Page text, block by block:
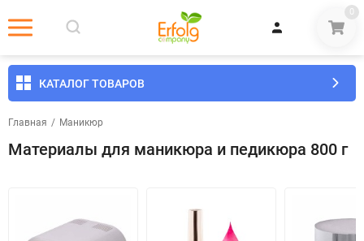
0
КАТАЛОГ ТОВАРОВ
Главная / Маникюр
Материалы для маникюра и педикюра 800 г